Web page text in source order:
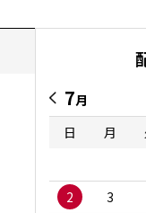
7月
日
月
2
3